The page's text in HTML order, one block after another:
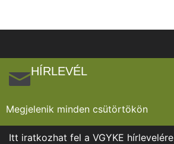
HÍRLEVÉL
Megjelenik minden csütörtökön
Itt iratkozhat fel a VGYKE hírlevelére